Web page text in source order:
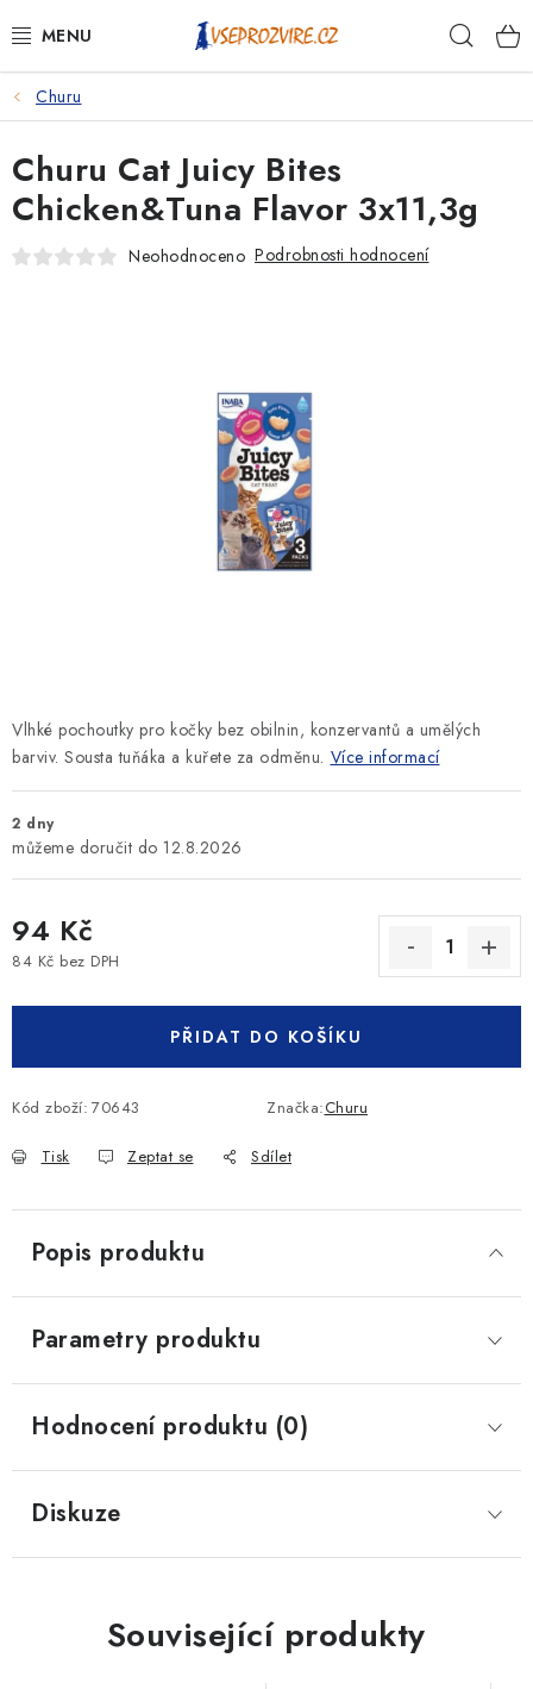
na
PSI
KOČKY
KONĚ
KRÁLÍCI/HLODAVCI/PTÁCI
Churu
Vlhké pochoutky pro kočky bez obilnin, konzervantů a umělých
barviv. Sousta tuňáka a kuřete za odměnu. Více informací
2 dny
12.8.2026
94 Kč
84 Kč bez DPH
PŘIDAT DO KOŠÍKU
Kód zboží: 70643 Značka:Churu
Tisk Zeptat se Sdílet
Churu Cat Juicy Bites
Chicken&Tuna Flavor 3x11,3g
Neohodnoceno Podrobnosti hodnocení
Popis produktu
Parametry produktu
Hodnocení produktu (0)
Diskuze
Související produkty